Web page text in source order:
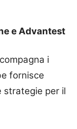
e Advantest
i
fornisce
strategie per il